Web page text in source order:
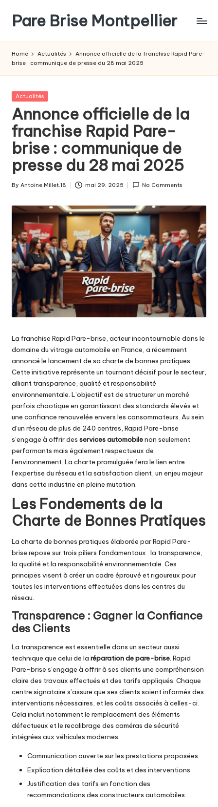
content
Pare Brise Montpellier
Home Actualités
Annonce officielle de la franchise Rapid Pare-
brise : communique de presse du 28 mai 2025
Posted
Actualités
Annonce officielle de la
franchise Rapid Pare-
brise : communique de
presse du 28 mai 2025
Posted
By Antoine.Millet.18 mai 29, 2025 No Comments
La franchise Rapid Pare-brise, acteur incontournable dans le
domaine du vitrage automobile en France, a récemment
annoncé le lancement de sa charte de bonnes pratiques.
Cette initiative représente un tournant décisif pour le secteur,
alliant transparence, qualité et responsabilité
environnementale. L’objectif est de structurer un marché
parfois chaotique en garantissant des standards élevés et
une confiance renouvelée envers les consommateurs. Au sein
d’un réseau de plus de 240 centres, Rapid Pare-brise
s’engage à offrir des services automobilenon seulement
performants mais également respectueux de
l’environnement. La charte promulguée fera le lien entre
l’expertise du réseau et la satisfaction client, un enjeu majeur
dans cette industrie en pleine mutation.
Les Fondements de la
Charte de Bonnes Pratiques
La charte de bonnes pratiques élaborée par Rapid Pare-
brise repose sur trois piliers fondamentaux : la transparence,
la qualité et la responsabilité environnementale. Ces
principes visent à créer un cadre éprouvé et rigoureux pour
toutes les interventions effectuées dans les centres du
réseau.
Transparence : Gagner la Confiance
des Clients
La transparence est essentielle dans un secteur aussi
technique que celui de la réparation de pare-brise. Rapid
Pare-brise s’engage à offrir à ses clients une compréhension
claire des travaux effectués et des tarifs appliqués. Chaque
centre signataire s’assure que ses clients soient informés des
interventions nécessaires, et les coûts associés à celles-ci.
Cela inclut notamment le remplacement des éléments
défectueux et le recalibrage des caméras de sécurité
intégrées aux véhicules modernes.
Communication ouverte sur les prestations proposées.
Explication détaillée des coûts et des interventions.
Justification des tarifs en fonction des
recommandations des constructeurs automobiles.